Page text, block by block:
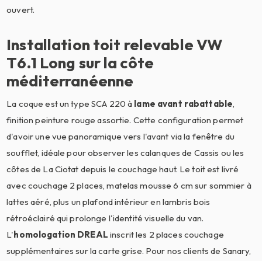
ouvert.
Installation toit relevable VW
T6.1 Long sur la côte
méditerranéenne
La coque est un type SCA 220 à lame avant rabattable,
finition peinture rouge assortie. Cette configuration permet
d'avoir une vue panoramique vers l'avant via la fenêtre du
soufflet, idéale pour observer les calanques de Cassis ou les
côtes de La Ciotat depuis le couchage haut. Le toit est livré
avec couchage 2 places, matelas mousse 6 cm sur sommier à
lattes aéré, plus un plafond intérieur en lambris bois
rétroéclairé qui prolonge l'identité visuelle du van.
L'homologation DREAL inscrit les 2 places couchage
supplémentaires sur la carte grise. Pour nos clients de Sanary,